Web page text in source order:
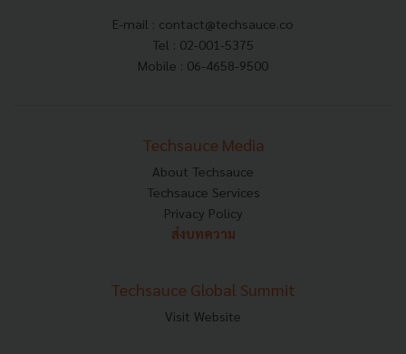
E-mail : contact@techsauce.co
Tel : 02-001-5375
Mobile : 06-4658-9500
Techsauce Media
About Techsauce
Techsauce Services
Privacy Policy
ส่งบทความ
Techsauce Global Summit
Visit Website